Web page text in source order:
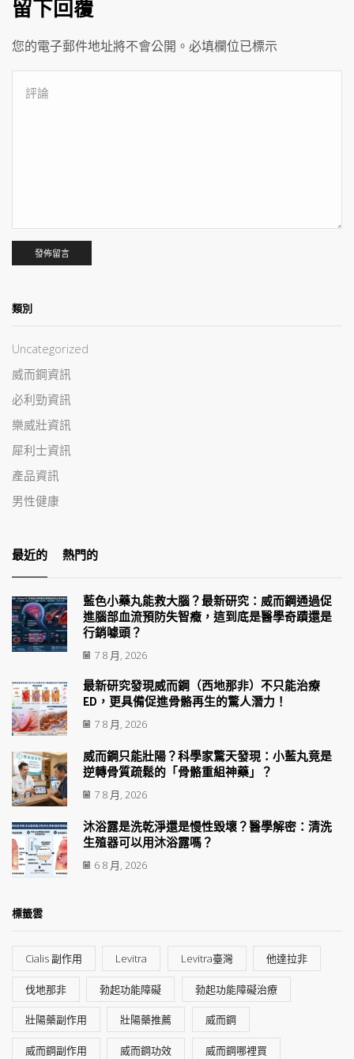
留下回覆
您的電子郵件地址將不會公開。必填欄位已標示
類別
Uncategorized
威而鋼資訊
必利勁資訊
樂威壯資訊
犀利士資訊
產品資訊
男性健康
最近的 熱門的
藍色小藥丸能救大腦？最新研究：威而鋼通過促
進腦部血流預防失智癥，這到底是醫學奇蹟還是
行銷噱頭？
7 8 月, 2026
最新研究發現威而鋼（西地那非）不只能治療
ED，更具備促進骨骼再生的驚人潛力！
7 8 月, 2026
威而鋼只能壯陽？科學家驚天發現：小藍丸竟是
逆轉骨質疏鬆的「骨骼重組神藥」？
7 8 月, 2026
沐浴露是洗乾淨還是慢性毀壞？醫學解密：清洗
生殖器可以用沐浴露嗎？
6 8 月, 2026
標籤雲
Cialis 副作用 Levitra Levitra臺灣 他達拉非
伐地那非 勃起功能障礙 勃起功能障礙治療
壯陽藥副作用 壯陽藥推薦 威而鋼
威而鋼副作用 威而鋼功效 威而鋼哪裡買